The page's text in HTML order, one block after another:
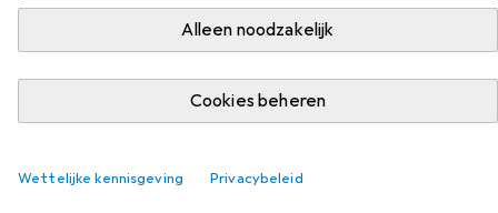
Alleen noodzakelijk
Cookies beheren
Wettelijke kennisgeving Privacybeleid
Flandrien waterdichte gebreide overschoenen